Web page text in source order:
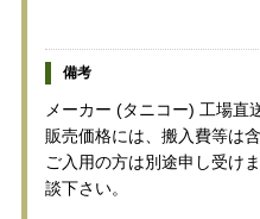
備考
メーカー (タニコー) 工場直
販売価格には、搬入費等は
ご入用の方は別途申し受け
談下さい。